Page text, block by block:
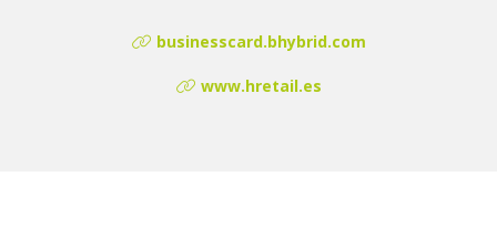
businesscard.bhybrid.com
www.hretail.es